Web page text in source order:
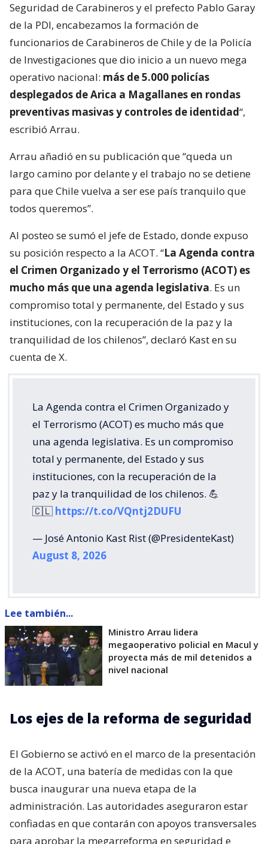
Seguridad de Carabineros y el prefecto Pablo Garay
de la PDI, encabezamos la formación de
funcionarios de Carabineros de Chile y de la Policía
de Investigaciones que dio inicio a un nuevo mega
operativo nacional: más de 5.000 policías
desplegados de Arica a Magallanes en rondas
preventivas masivas y controles de identidad“,
escribió Arrau.
Arrau añadió en su publicación que “queda un
largo camino por delante y el trabajo no se detiene
para que Chile vuelva a ser ese país tranquilo que
todos queremos”.
Al posteo se sumó el jefe de Estado, donde expuso
su posición respecto a la ACOT. “La Agenda contra
el Crimen Organizado y el Terrorismo (ACOT) es
mucho más que una agenda legislativa. Es un
compromiso total y permanente, del Estado y sus
instituciones, con la recuperación de la paz y la
tranquilidad de los chilenos”, declaró Kast en su
cuenta de X.
La Agenda contra el Crimen Organizado y
el Terrorismo (ACOT) es mucho más que
una agenda legislativa. Es un compromiso
total y permanente, del Estado y sus
instituciones, con la recuperación de la
paz y la tranquilidad de los chilenos. 💪
🇨🇱 https://t.co/VQntj2DUFU
— José Antonio Kast Rist (@PresidenteKast)
August 8, 2026
Lee también...
Ministro Arrau lidera
megaoperativo policial en Macul y
proyecta más de mil detenidos a
nivel nacional
Los ejes de la reforma de seguridad
El Gobierno se activó en el marco de la presentación
de la ACOT, una batería de medidas con la que
busca inaugurar una nueva etapa de la
administración. Las autoridades aseguraron estar
confiadas en que contarán con apoyos transversales
para aprobar la megarreforma en seguridad e